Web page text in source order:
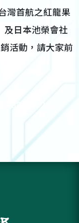
灣首航之紅龍果
及日本池榮會社
活動，請大家前
02:3,972